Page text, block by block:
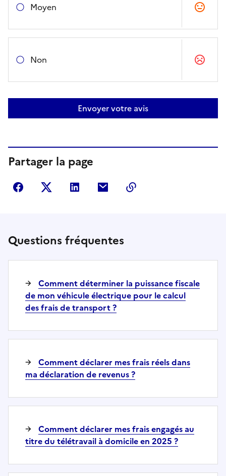
Moyen
Non
Envoyer votre avis
Partager la page
Partager sur Facebook
Partager sur Twitter
Partager sur LinkedIn
Partager par courriel
Questions fréquentes
Comment déterminer la puissance fiscale
de mon véhicule électrique pour le calcul
des frais de transport ?
Comment déclarer mes frais réels dans
ma déclaration de revenus ?
Comment déclarer mes frais engagés au
titre du télétravail à domicile en 2025 ?